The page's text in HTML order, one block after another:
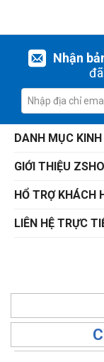
Nhận
DANH MỤC
GIỚI THIỆU
HỔ TRỢ KHÁCH
LIÊN HỆ TRỰC